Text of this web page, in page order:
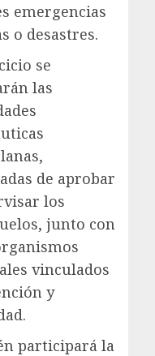
emergencias
o desastres.
se
las
de aprobar
los
junto con
vinculados
y
participará la